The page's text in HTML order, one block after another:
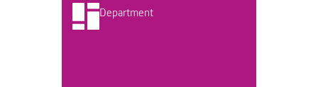
Department